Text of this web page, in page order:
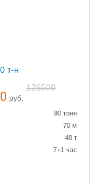
т-н
126500
руб.
90 тонн
70 м
48 т
7+1 час